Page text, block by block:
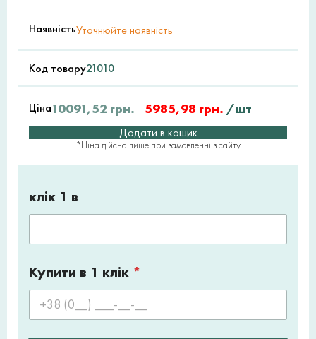
НаявністьУточнюйте наявність
Код товару21010
Ціна10091,52грн. 5985,98 грн. /шт
Додати в кошик
*Ціна дійсна лише при замовленні з сайту
клік 1 в
Купити в 1 клік *